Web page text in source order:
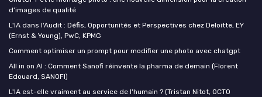
d’images de qualité
L'IA dans l'Audit : Défis, Opportunités et Perspectives chez Deloitte, EY
(Ernst & Young), PwC, KPMG
Comment optimiser un prompt pour modifier une photo avec chatgpt
All in on AI : Comment Sanofi réinvente la pharma de demain (Florent
Edouard, SANOFI)
L'IA est-elle vraiment au service de l'humain ? (Tristan Nitot, OCTO